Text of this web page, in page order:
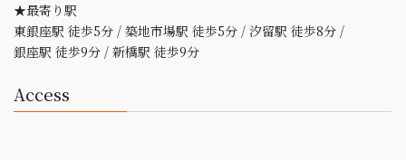
★最寄り駅
東銀座駅 徒歩5分 / 築地市場駅 徒歩5分 / 汐留駅 徒歩8分 /
銀座駅 徒歩9分 / 新橋駅 徒歩9分
Access